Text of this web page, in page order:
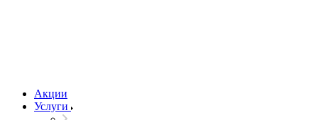
Акции
Услуги